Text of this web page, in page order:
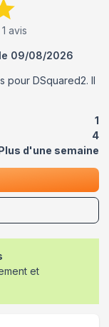
1 avis
le 09/08/2026
pour DSquared2. Il
1
4
d'une semaine
et